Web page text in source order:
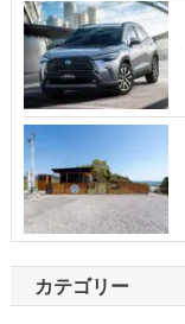
カテゴリー